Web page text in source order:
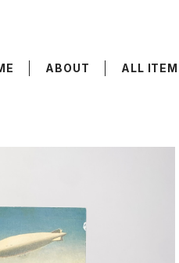
ABOUT ALL ITEM